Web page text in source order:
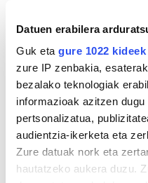
Datuen erabilera
Guk eta gure 1022 kideek
zure IP zenbakia,
bezalako teknologiak
informazioak azitzen
pertsonalizatua,
audientzia-ikerketa eta
Zure datuak nork eta
hautatzeko aukera duzu.